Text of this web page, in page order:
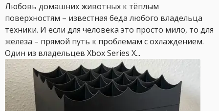
Любовь домашних животных к тёплым
поверхностям – известная беда любого владельца
техники. И если для человека это просто мило, то для
железа – прямой путь к проблемам с охлаждением.
Один из владельцев Xbox Series X...